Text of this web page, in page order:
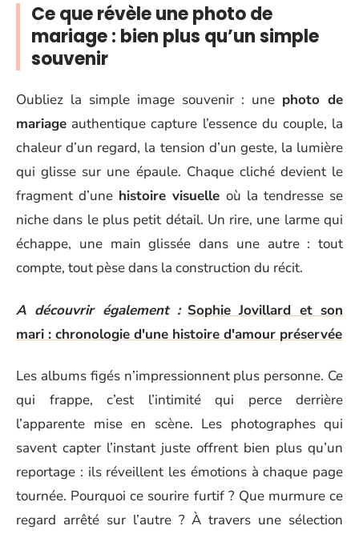
Ce que révèle une photo de
mariage : bien plus qu’un simple
souvenir
Oubliez la simple image souvenir : une photo de
mariage authentique capture l’essence du couple, la
chaleur d’un regard, la tension d’un geste, la lumière
qui glisse sur une épaule. Chaque cliché devient le
fragment d’une histoire visuelle où la tendresse se
niche dans le plus petit détail. Un rire, une larme qui
échappe, une main glissée dans une autre : tout
compte, tout pèse dans la construction du récit.
A découvrir également : Sophie Jovillard et son
mari : chronologie d'une histoire d'amour préservée
Les albums figés n’impressionnent plus personne. Ce
qui frappe, c’est l’intimité qui perce derrière
l’apparente mise en scène. Les photographes qui
savent capter l’instant juste offrent bien plus qu’un
reportage : ils réveillent les émotions à chaque page
tournée. Pourquoi ce sourire furtif ? Que murmure ce
regard arrêté sur l’autre ? À travers une sélection